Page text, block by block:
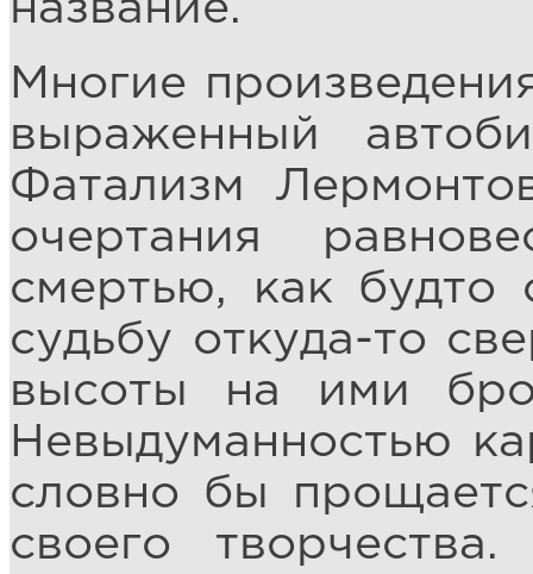
название.
Многие
выраженный
Фатализм
очертания
смертью, как
судьбу откуда-то
высоты на ими
Невыдуманностью
словно бы
своего